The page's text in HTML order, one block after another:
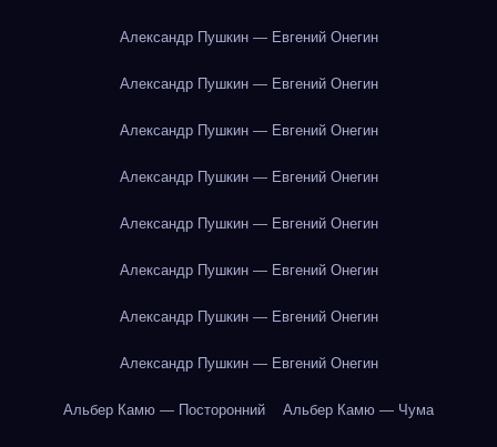
Александр Пушкин — Евгений Онегин
Александр Пушкин — Евгений Онегин
Александр Пушкин — Евгений Онегин
Александр Пушкин — Евгений Онегин
Александр Пушкин — Евгений Онегин
Александр Пушкин — Евгений Онегин
Александр Пушкин — Евгений Онегин
Александр Пушкин — Евгений Онегин
Альбер Камю — Посторонний Альбер Камю — Чума